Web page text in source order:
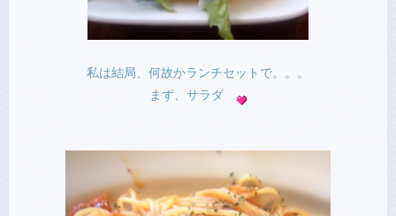
私は結局、何故かランチセットで。。。
まず、サラダ